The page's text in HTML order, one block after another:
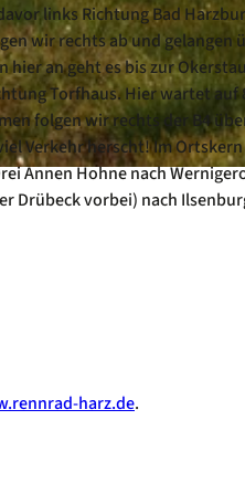
links Richtung Bad
wir rechts ab und
an geht es bis zur
Torfhaus. Hier wartet auf
folgen wir rechts der B4
Verkehr herscht! Im
Annen Hohne nach
Drübeck vorbei) nach
harz.de.